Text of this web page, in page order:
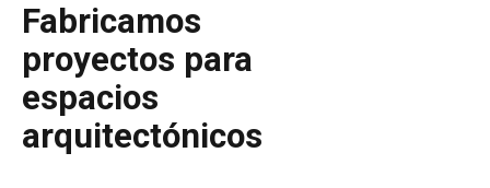
Fabricamos
proyectos para
espacios
arquitectónicos